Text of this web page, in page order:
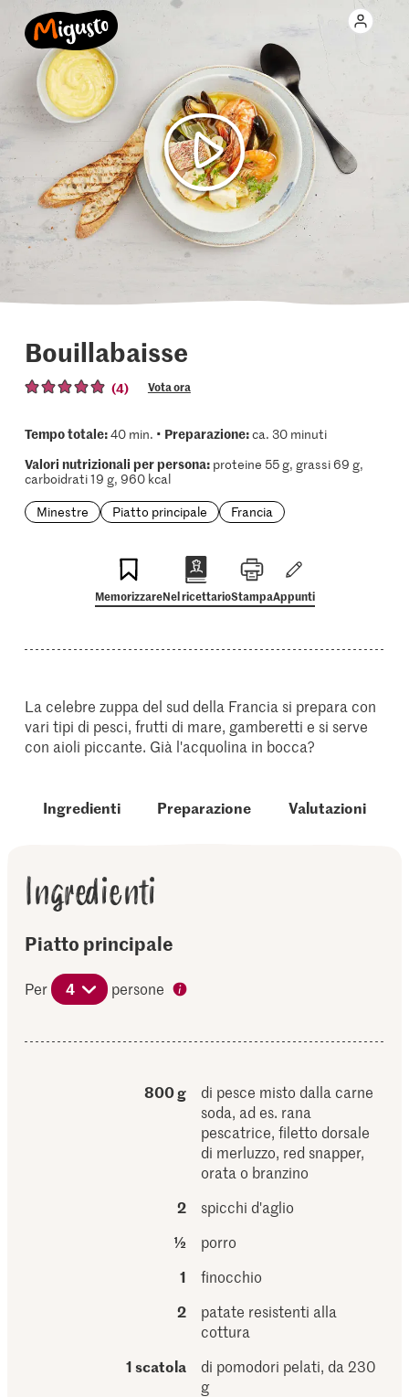
Bouillabaisse
(4) Vota ora
Tempo totale:40 min. • Preparazione:ca. 30 minuti
Valori nutrizionali per persona:proteine 55 g, grassi 69 g,
carboidrati 19 g, 960 kcal
Minestre
Piatto principale Francia
MemorizzareNel ricettarioStampaAppunti
La celebre zuppa del sud della Francia si prepara con
vari tipi di pesci, frutti di mare, gamberetti e si serve
con aioli piccante. Già l'acquolina in bocca?
Ingredienti Preparazione Valutazioni
Ingredienti
Piatto principale
Per 4 persone
800 g
di pesce misto dalla carne
soda, ad es. rana
pescatrice, filetto dorsale
di merluzzo, red snapper,
orata o branzino
2
spicchi d'aglio
½
porro
1
finocchio
2
patate resistenti alla
cottura
1 scatola
di pomodori pelati, da 230
g